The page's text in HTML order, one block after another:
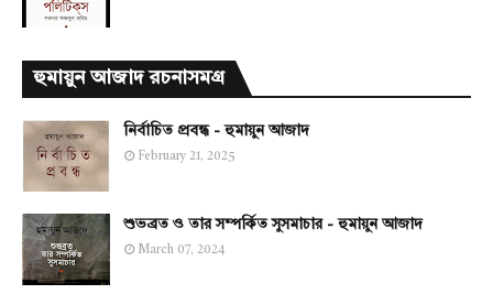
হুমায়ুন আজাদ রচনাসমগ্র
নির্বাচিত প্রবন্ধ - হুমায়ুন আজাদ
February 21, 2025
শুভব্রত ও তার সম্পর্কিত সুসমাচার - হুমায়ুন আজাদ
March 07, 2024